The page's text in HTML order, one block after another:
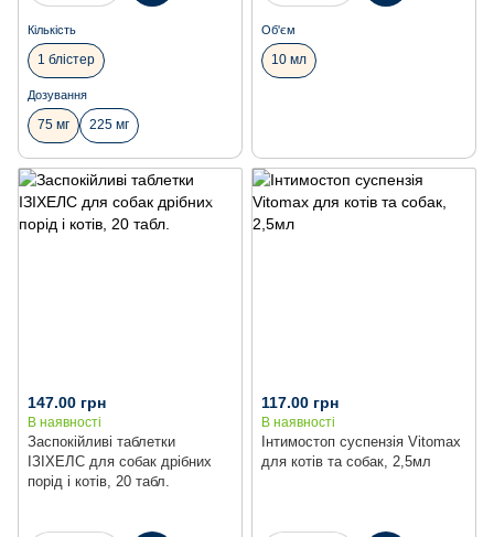
Кількість
1 блістер
Дозування
75 мг 225 мг
Об'єм
10 мл
Заспокійливі таблетки
ІЗІХЕЛС для собак дрібних
порід і котів, 20 табл.
147.00 грн
В наявності
Інтимостоп суспензія Vitomax
для котів та собак, 2,5мл
117.00 грн
В наявності